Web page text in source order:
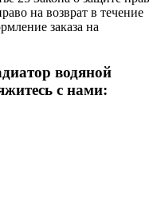
на возврат в течение
заказа на
водяной
с нами: